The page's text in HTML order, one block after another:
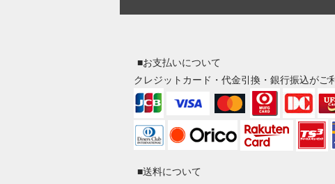
■お支払いについて
クレジットカード・代金引換・銀行振込がご
■送料について